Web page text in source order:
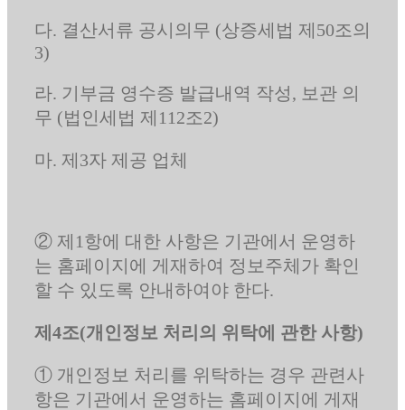
다. 결산서류 공시의무 (상증세법 제50조의
3)
라. 기부금 영수증 발급내역 작성, 보관 의
무 (법인세법 제112조2)
마. 제3자 제공 업체
② 제1항에 대한 사항은 기관에서 운영하
는 홈페이지에 게재하여 정보주체가 확인
할 수 있도록 안내하여야 한다.
제4조(개인정보 처리의 위탁에 관한 사항)
① 개인정보 처리를 위탁하는 경우 관련사
항은 기관에서 운영하는 홈페이지에 게재